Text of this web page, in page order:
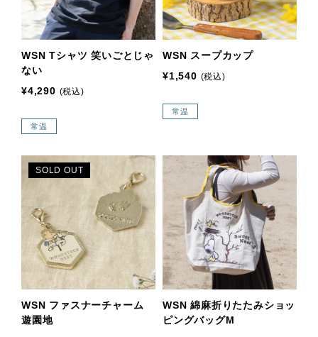
WSN Tシャツ 笑いごとじゃ
ない
¥4,290 (税込)
常温
WSN スープカップ
¥1,540 (税込)
常温
SOLD OUT
WSN ファスナーチャーム
遊園地
WSN 綿麻折りたたみショッ
ピングバッグM